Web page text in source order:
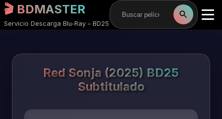
🎬 BDMASTER
Servicio Descarga Blu-Ray – BD25
Red Sonja (2025) BD25
Subtitulado